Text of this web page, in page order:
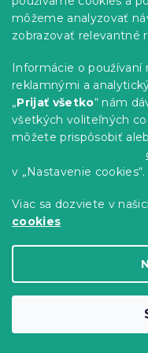
môžeme analyzovať
zobrazovať relevantné
Informácie o používaní
reklamnými a
„Prijať všetko“ nám
všetkých voliteľných
môžete prispôsobiť
v „Nastavenie cookies“.
Viac sa dozviete v
cookies
Froté plachta
180x200 cm
Skladom(>10 ks)